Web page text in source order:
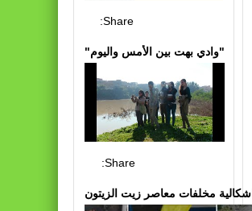
Share:
"وادي بهت بين الأمس واليوم"
Share:
اشكالية مخلفات معاصر زيت الزيتون